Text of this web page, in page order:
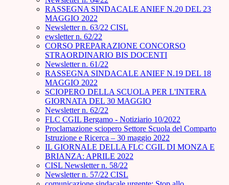
RASSEGNA SINDACALE ANIEF N.20 DEL 23
MAGGIO 2022
Newsletter n. 63/22 CISL
ewsletter n. 62/22
CORSO PREPARAZIONE CONCORSO
STRAORDINARIO BIS DOCENTI
Newsletter n. 61/22
RASSEGNA SINDACALE ANIEF N.19 DEL 18
MAGGIO 2022
SCIOPERO DELLA SCUOLA PER L'INTERA
GIORNATA DEL 30 MAGGIO
Newsletter n. 62/22
FLC CGIL Bergamo - Notiziario 10/2022
Proclamazione sciopero Settore Scuola del Comparto
Istruzione e Ricerca – 30 maggio 2022
IL GIORNALE DELLA FLC CGIL DI MONZA E
BRIANZA: APRILE 2022
CISL Newsletter n. 58/22
Newsletter n. 57/22 CISL